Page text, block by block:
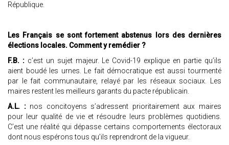
République.
Les Français se sont fortement abstenus lors des dernières
élections locales. Comment y remédier ?
F.B. :c’est un sujet majeur. Le Covid-19 explique en partie qu’ils
aient boudé les urnes. Le fait démocratique est aussi tourmenté
par le fait communautaire, relayé par les réseaux sociaux. Les
maires restent les meilleurs garants du pacte républicain.
A.L. :nos concitoyens s’adressent prioritairement aux maires
pour leur qualité de vie et résoudre leurs problèmes quotidiens.
C’est une réalité qui dépasse certains comportements électoraux
dont nous espérons tous qu’ils reprendront de la vigueur.